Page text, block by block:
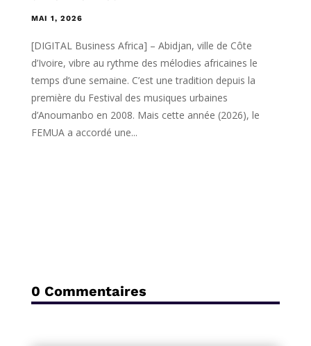
MAI 1, 2026
[DIGITAL Business Africa] – Abidjan, ville de Côte
d’Ivoire, vibre au rythme des mélodies africaines le
temps d’une semaine. C’est une tradition depuis la
première du Festival des musiques urbaines
d’Anoumanbo en 2008. Mais cette année (2026), le
FEMUA a accordé une...
0 Commentaires